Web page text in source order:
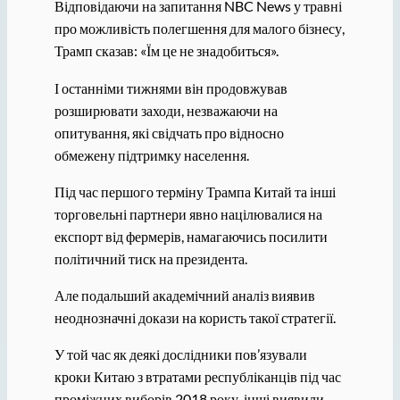
Відповідаючи на запитання NBC News у травні
про можливість полегшення для малого бізнесу,
Трамп сказав: «Їм це не знадобиться».
І останніми тижнями він продовжував
розширювати заходи, незважаючи на
опитування, які свідчать про відносно
обмежену підтримку населення.
Під час першого терміну Трампа Китай та інші
торговельні партнери явно націлювалися на
експорт від фермерів, намагаючись посилити
політичний тиск на президента.
Але подальший академічний аналіз виявив
неоднозначні докази на користь такої стратегії.
У той час як деякі дослідники пов’язували
кроки Китаю з втратами республіканців під час